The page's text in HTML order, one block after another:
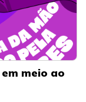
meio ao